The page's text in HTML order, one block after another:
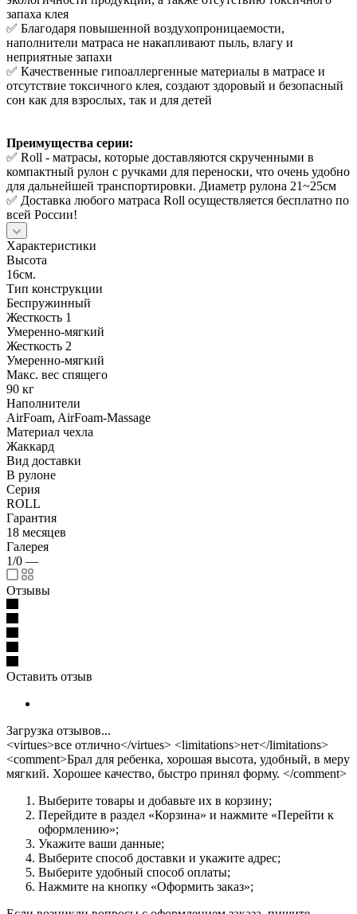
запаха клея
✅ Благодаря повышенной воздухопроницаемости,
наполнители матраса не накапливают пыль, влагу и
неприятные запахи
✅ Качественные гипоаллергенные материалы в матрасе и
отсутствие токсичного клея, создают здоровый и безопасный
сон как для взрослых, так и для детей
Преимущества серии:
✅ Roll - матрасы, которые доставляются скрученными в
компактный рулон с ручками для переноски, что очень удобно
для дальнейшей транспортировки. Диаметр рулона 21~25см
✅ Доставка любого матраса Roll осуществляется бесплатно по
всей России!
Характеристики
Высота
16см.
Тип конструкции
Беспружинный
Жесткость 1
Умеренно-мягкий
Жесткость 2
Умеренно-мягкий
Макс. вес спящего
90 кг
Наполнители
AirFoam, AirFoam-Massage
Материал чехла
Жаккард
Вид доставки
В рулоне
Серия
ROLL
Гарантия
18 месяцев
Галерея
1/0 —
Отзывы
Оставить отзыв
Загрузка отзывов...
<virtues>все отлично</virtues> <limitations>нет</limitations>
<comment>Брал для ребенка, хорошая высота, удобный, в меру
мягкий. Хорошее качество, быстро принял форму. </comment>
Выберите товары и добавьте их в корзину;
Перейдите в раздел «Корзина» и нажмите «Перейти к
оформлению»;
Укажите ваши данные;
Выберите способ доставки и укажите адрес;
Выберите удобный способ оплаты;
Нажмите на кнопку «Оформить заказ»;